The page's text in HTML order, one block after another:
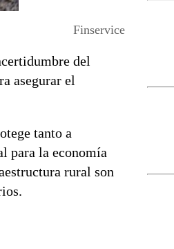
Finservice
del
asegurar el
tanto a
para la economía
rural son